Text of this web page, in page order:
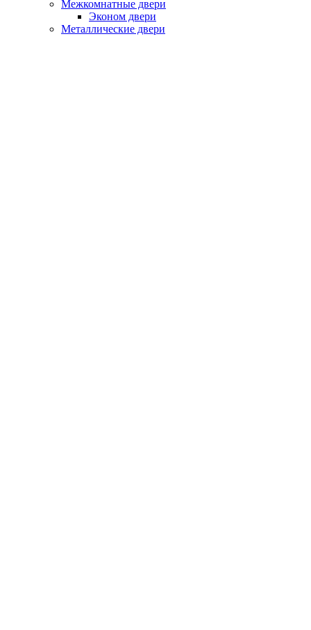
Межкомнатные двери
Эконом двери
Металлические двери